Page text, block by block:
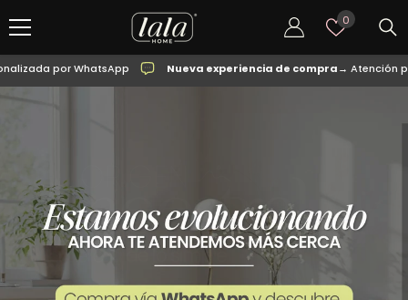
0 Listas
deseos
por WhatsApp
Nueva experiencia de compra→ Atención